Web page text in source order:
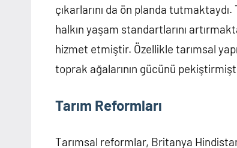
çıkarlarını da ön planda
halkın yaşam standartlarını
hizmet etmiştir. Özellikle tarımsal
toprak ağalarının gücünü
Tarım Reformları
Tarımsal reformlar, Britanya